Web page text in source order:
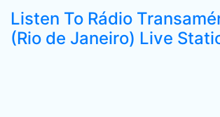
Listen To Rádio
(Rio de Janeiro) Live